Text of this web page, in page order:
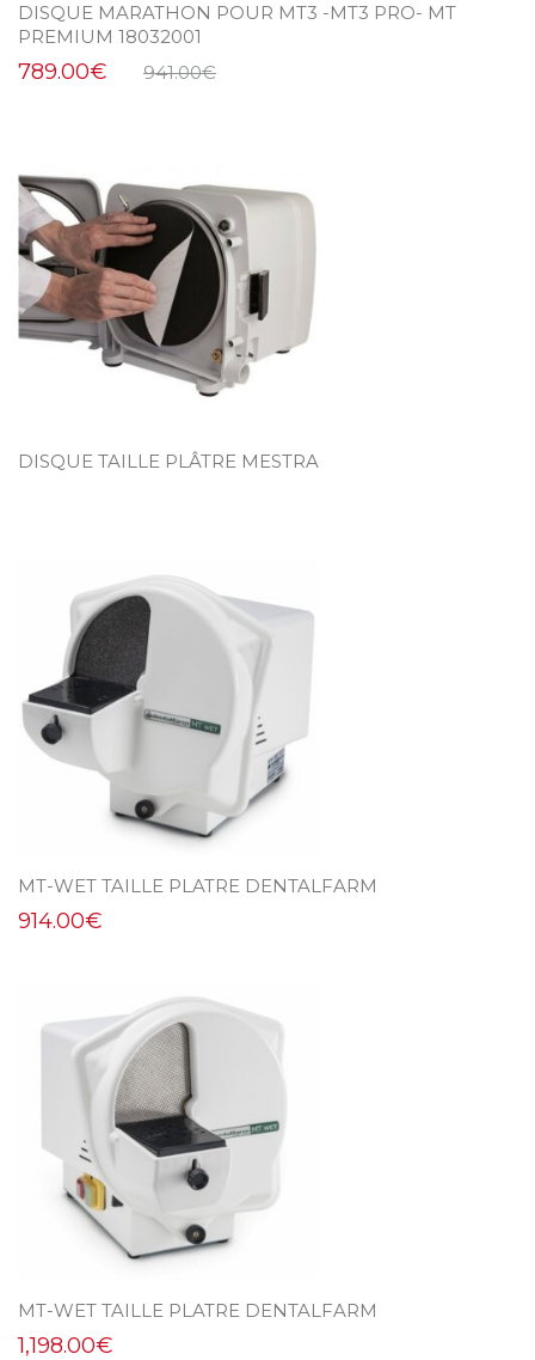
DISQUE MARATHON POUR MT3 -MT3 PRO- MT
PREMIUM 18032001
789.00€ 941.00€
DISQUE TAILLE PLÂTRE MESTRA
MT-WET TAILLE PLATRE DENTALFARM
914.00€
MT-WET TAILLE PLATRE DENTALFARM
1,198.00€